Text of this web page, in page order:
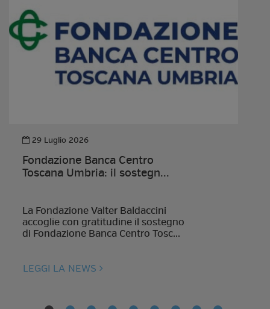
29 Luglio 2026
Fondazione Banca Centro
Toscana Umbria: il sostegn...
La Fondazione Valter Baldaccini
accoglie con gratitudine il sostegno
di Fondazione Banca Centro Tosc...
LEGGI LA NEWS